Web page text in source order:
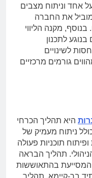
אחד וניתוח מצבים
את החברה
מקנה הליווי
לתכנון
לשינויים
גורמים מרכזיים
היא תהליך הכרחי
ניתוח מעמיק של
תוכניות פעולה
תהליך הבראה
המסייעת בהתאוששות
בר-קיימא. תהליך